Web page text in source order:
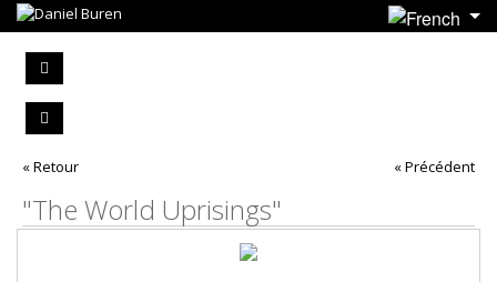
« Retour « Précédent
"The World Uprisings"